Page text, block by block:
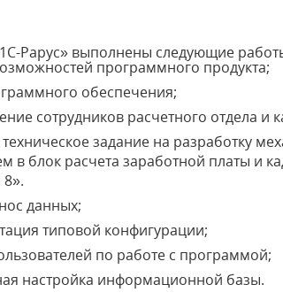
Рарус» выполнены следующие
программного продукта;
обеспечения;
сотрудников расчетного отдела и
задание на разработку
в блок расчета заработной платы и
данных;
типовой конфигурации;
по работе с программой;
настройка информационной базы.